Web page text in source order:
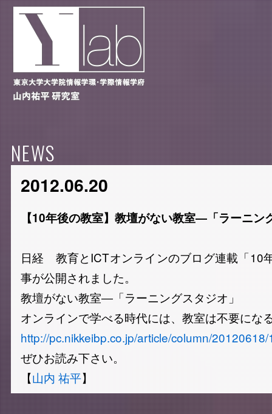
NEWS
2012.06.20
【10年後の教室】教壇がない教室―「ラーニン
日経 教育とICTオンラインのブログ連載「10
事が公開されました。
教壇がない教室―「ラーニングスタジオ」
オンラインで学べる時代には、教室は不要にな
http://pc.nikkeibp.co.jp/article/column/
ぜひお読み下さい。
【山内 祐平】